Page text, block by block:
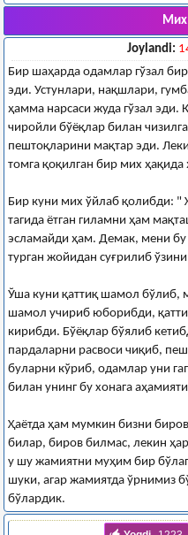
Мих
Joylandi:
Бир шаҳарда одамлар гўзал
эди. Устунлари, нақшлари,
ҳамма нарсаси жуда гўзал эди.
чиройли бўёқлар билан
пештоқларини мақтар эди.
томга қоқилган бир мих
Бир куни мих ўйлаб қолибди: "
тагида ётган гиламни ҳам
эсламайди ҳам. Демак, мени
турган жойидан суғрилиб
Ўша куни қаттиқ шамол бўлиб,
шамол учириб юборибди,
кирибди. Бўёқлар бўялиб
пардаларни расвоси чиқиб,
буларни кўриб, одамлар уни
билан унинг бу хонага
Ҳаётда ҳам мумкин бизни
билар, биров билмас, лекин
у шу жамиятни муҳим бир
шуки, агар жамиятда ў‌рнимиз
бўлардик.